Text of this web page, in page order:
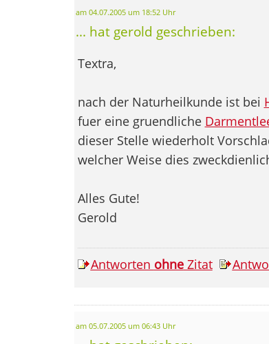
am 04.07.2005 um 18:52 Uhr
... hat gerold geschrieben:
Textra,
nach der Naturheilkunde ist bei
fuer eine gruendliche
dieser Stelle wiederholt
welcher Weise dies
Alles Gute!
Gerold
Antworten ohneZitat
am 05.07.2005 um 06:43 Uhr